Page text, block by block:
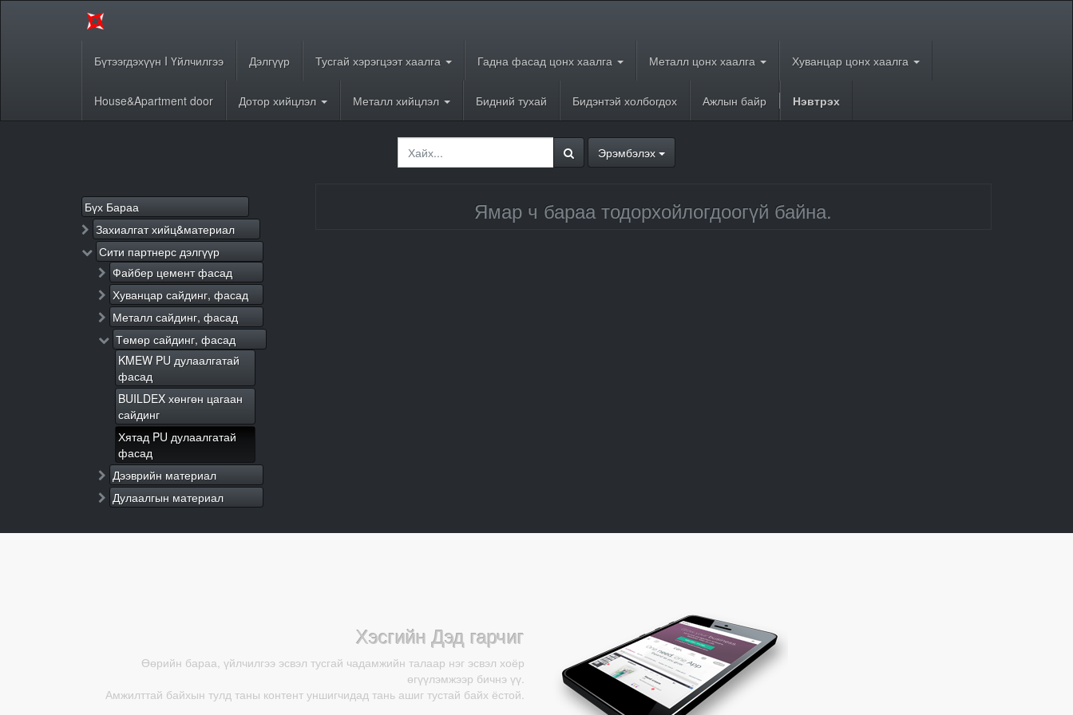
Бүтээгдэхүүн I Үйлчилгээ Дэлгүүр Тусгай хэрэгцээт хаалга Гадна фасад цонх хаалга Металл цонх хаалга Хуванцар цонх хаалга
House&Apartment door Дотор хийцлэл Металл хийцлэл Бидний тухай Бидэнтэй холбогдох Ажлын байр Нэвтрэх
Эрэмбэлэх
Бүх Бараа
Захиалгат хийц&материал
Сити партнерс дэлгүүр
Файбер цемент фасад
Хуванцар сайдинг, фасад
Металл сайдинг, фасад
Төмөр сайдинг, фасад
KMEW PU дулаалгатай
фасад
BUILDEX хөнгөн цагаан
сайдинг
Хятад PU дулаалгатай
фасад
Дээврийн материал
Дулаалгын материал
Ямар ч бараа тодорхойлогдоогүй байна.
Хэсгийн Дэд гарчиг
Өөрийн бараа, үйлчилгээ эсвэл тусгай чадамжийн талаар нэг эсвэл хоёр
өгүүлэмжээр бичнэ үү.
Амжилттай байхын тулд таны контент уншигчидад тань ашиг тустай байх ёстой.